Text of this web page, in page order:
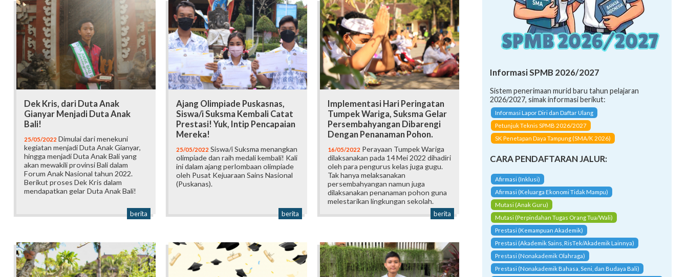
Dek Kris, dari Duta Anak
Gianyar Menjadi Duta Anak
Bali!
25/05/2022 Dimulai dari menekuni
kegiatan menjadi Duta Anak Gianyar,
hingga menjadi Duta Anak Bali yang
akan mewakili provinsi Bali dalam
Forum Anak Nasional tahun 2022.
Berikut proses Dek Kris dalam
mendapatkan gelar Duta Anak Bali!
berita
Ajang Olimpiade Puskasnas,
Siswa/i Suksma Kembali Catat
Prestasi! Yuk, Intip Pencapaian
Mereka!
25/05/2022 Siswa/i Suksma menangkan
olimpiade dan raih medali kembali! Kali
ini dalam ajang perlombaan olimpiade
oleh Pusat Kejuaraan Sains Nasional
(Puskanas).
berita
Implementasi Hari Peringatan
Tumpek Wariga, Suksma Gelar
Persembahyangan Dibarengi
Dengan Penanaman Pohon.
16/05/2022 Perayaan Tumpek Wariga
dilaksanakan pada 14 Mei 2022 dihadiri
oleh para pengurus kelas juga gugu.
Tak hanya melaksanakan
persembahyangan namun juga
dilaksanakan penanaman pohon guna
melestarikan lingkungan sekolah.
berita
Informasi SPMB 2026/2027
Sistem penerimaan murid baru tahun pelajaran
2026/2027, simak informasi berikut:
Informasi Lapor Diri dan Daftar Ulang
Petunjuk Teknis SPMB 2026/2027
SK Penetapan Daya Tampung (SMA/K 2026)
CARA PENDAFTARAN JALUR:
Afirmasi (Inklusi)
Afirmasi (Keluarga Ekonomi Tidak Mampu)
Mutasi (Anak Guru)
Mutasi (Perpindahan Tugas Orang Tua/Wali)
Prestasi (Kemampuan Akademik)
Prestasi (Akademik Sains, RisTek/Akademik Lainnya)
Prestasi (Nonakademik Olahraga)
Prestasi (Nonakademik Bahasa, Seni, dan Budaya Bali)